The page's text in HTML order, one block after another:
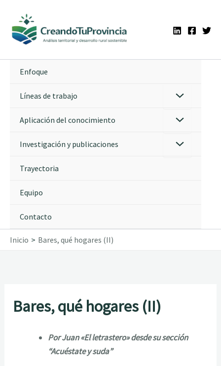
contenido
Enfoque
Líneas de trabajo
Aplicación del conocimiento
Investigación y publicaciones
Trayectoria
Equipo
Contacto
Inicio Bares, qué hogares (II)
Bares, qué hogares (II)
Por Juan «El letrastero» desde su sección
“Acuéstate y suda”